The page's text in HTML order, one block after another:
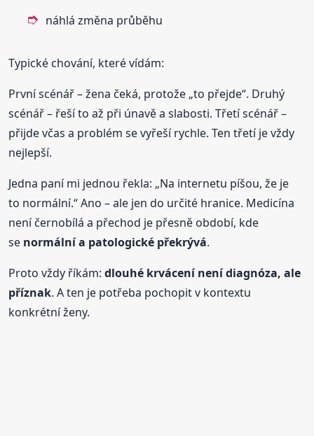
náhlá změna průběhu
Typické chování, které vídám:
První scénář – žena čeká, protože „to přejde“. Druhý
scénář – řeší to až při únavě a slabosti. Třetí scénář –
přijde včas a problém se vyřeší rychle. Ten třetí je vždy
nejlepší.
Jedna paní mi jednou řekla: „Na internetu píšou, že je
to normální.“ Ano – ale jen do určité hranice. Medicína
není černobílá a přechod je přesně období, kde
se normální a patologické překrývá.
Proto vždy říkám:dlouhé krvácení není diagnóza, ale
příznak. A ten je potřeba pochopit v kontextu
konkrétní ženy.